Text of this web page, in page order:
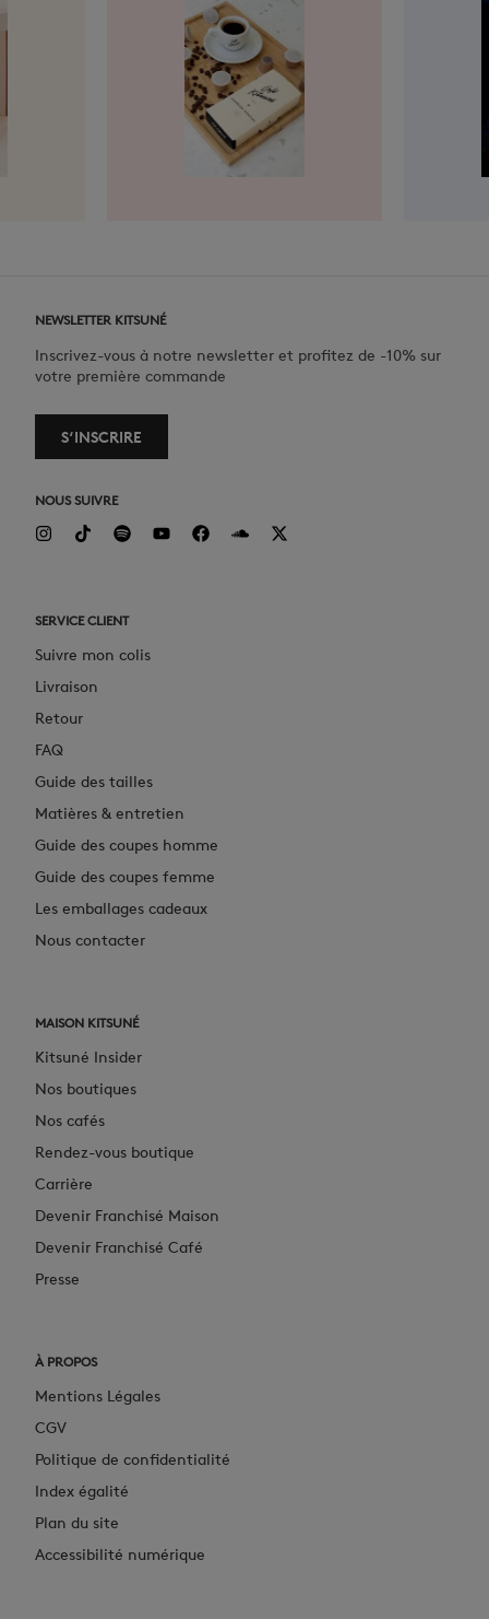
NEWSLETTER KITSUNÉ
Inscrivez-vous à notre newsletter et profitez de -10% sur
votre première commande
S‘INSCRIRE
NOUS SUIVRE
SERVICE CLIENT
Suivre mon colis
Livraison
Retour
FAQ
Guide des tailles
Matières & entretien
Guide des coupes homme
Guide des coupes femme
Les emballages cadeaux
Nous contacter
MAISON KITSUNÉ
Kitsuné Insider
Nos boutiques
Nos cafés
Rendez-vous boutique
Carrière
Devenir Franchisé Maison
Devenir Franchisé Café
Presse
À PROPOS
Mentions Légales
CGV
Politique de confidentialité
Index égalité
Plan du site
Accessibilité numérique